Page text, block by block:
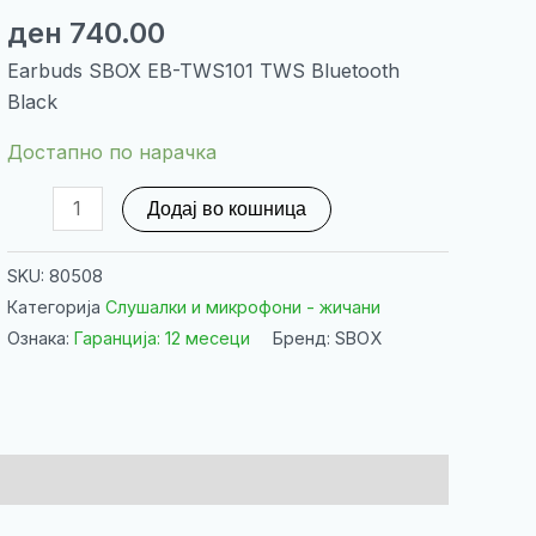
ден 740.00
Earbuds SBOX EB-TWS101 TWS Bluetooth
Black
Достапно по нарачка
Earbuds
SBOX
Bluetooth
Додај во кошница
SKU: 80508
Категорија Слушалки и микрофони - жичани
Ознака: Гаранција: 12 месеци Бренд: SBOX